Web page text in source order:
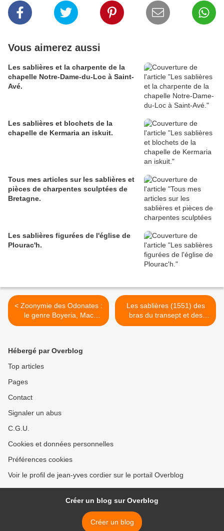
Vous aimerez aussi
Les sablières et la charpente de la
chapelle Notre-Dame-du-Loc à Saint-
Avé.
Les sablières et blochets de la
chapelle de Kermaria an iskuit.
Tous mes articles sur les sablières et
pièces de charpentes sculptées de
Bretagne.
Les sablières figurées de l'église de
Plourac'h.
< Zoonymie des Odonates :
le genre Boyeria, Mac
Lachlan 1896.
Les sablières (1551) des
bras du transept et des
bas-cotés de l'église Saint-
Hébergé par Overblog
Top articles
Pages
Contact
Signaler un abus
C.G.U.
Cookies et données personnelles
Préférences cookies
Voir le profil de jean-yves cordier sur le portail Overblog
Créer un blog sur Overblog
Créer un blog